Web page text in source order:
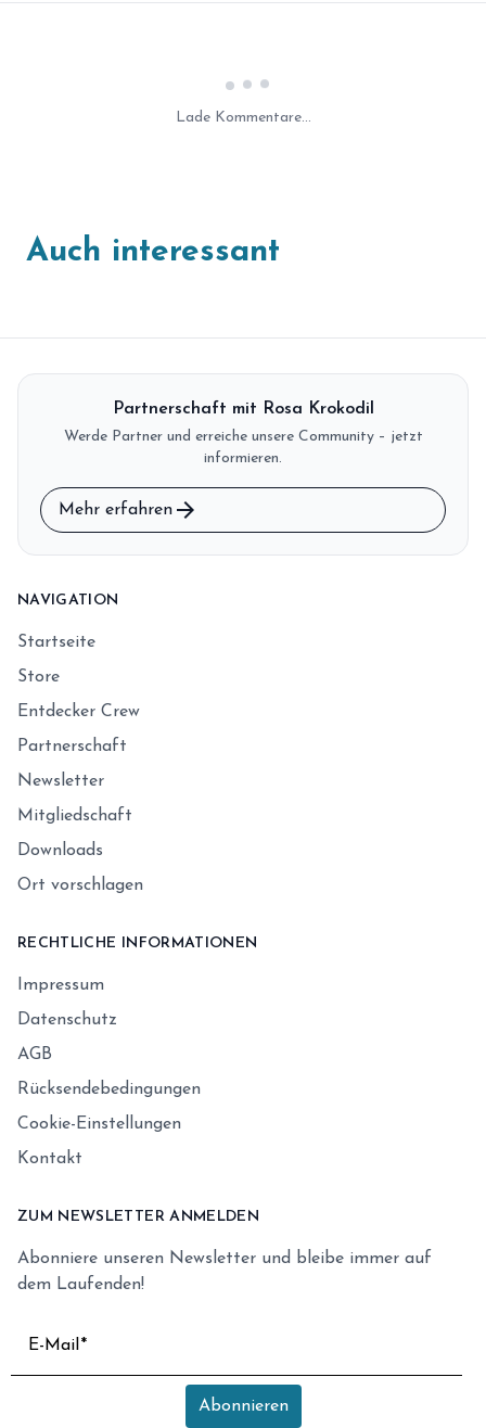
Lade Kommentare...
Auch interessant
Partnerschaft mit Rosa Krokodil
Werde Partner und erreiche unsere Community – jetzt
informieren.
Mehr erfahren arrow_forward
NAVIGATION
Startseite
Store
Entdecker Crew
Partnerschaft
Newsletter
Mitgliedschaft
Downloads
Ort vorschlagen
RECHTLICHE INFORMATIONEN
Impressum
Datenschutz
AGB
Rücksendebedingungen
Cookie-Einstellungen
Kontakt
ZUM NEWSLETTER ANMELDEN
Abonniere unseren Newsletter und bleibe immer auf
dem Laufenden!
E-Mail
Abonnieren